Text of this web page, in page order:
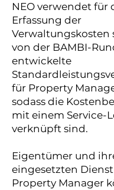
NEO verwendet für
Erfassung der
Verwaltungskosten
von der BAMBI-
entwickelte
für Property
sodass die
mit einem Service-
verknüpft sind.
Eigentümer und
eingesetzten
Property Manager